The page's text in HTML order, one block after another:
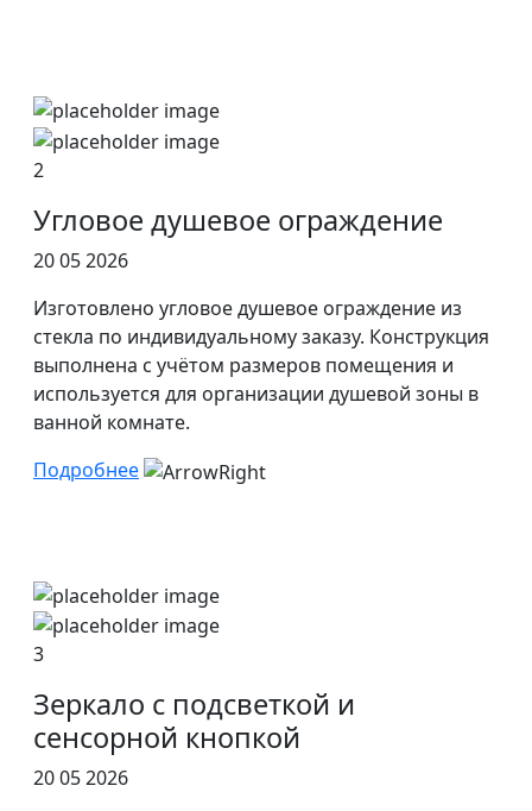
2
Угловое душевое ограждение
20 05 2026
Изготовлено угловое душевое ограждение из
стекла по индивидуальному заказу. Конструкция
выполнена с учётом размеров помещения и
используется для организации душевой зоны в
ванной комнате.
Подробнее
3
Зеркало с подсветкой и
сенсорной кнопкой
20 05 2026